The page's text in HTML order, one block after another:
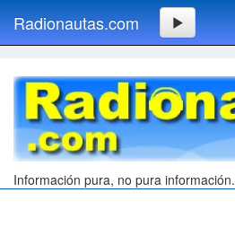
Radionautas.com
Información pura, no pura información.